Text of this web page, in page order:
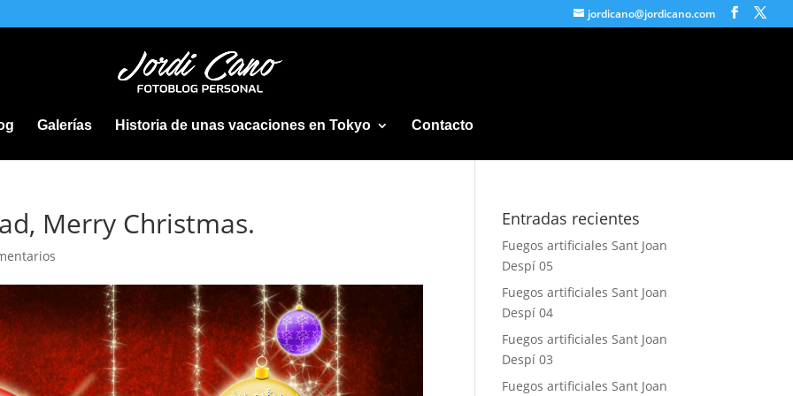
jordicano@jordicano.com
Galerías Historia de unas vacaciones en Tokyo Contacto
Merry Christmas. Entradas recientes
Fuegos artificiales Sant Joan
Despí 05
Fuegos artificiales Sant Joan
Despí 04
Fuegos artificiales Sant Joan
Despí 03
Fuegos artificiales Sant Joan